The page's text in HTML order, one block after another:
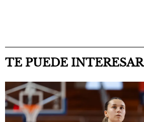
TE PUEDE INTERESAR